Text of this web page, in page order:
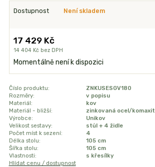
Dostupnost Není skladem
17 429 Kč
14 404 Kč bez DPH
Momentálně není k dispozici
Číslo produktu:
ZNKUSESGV180
Rozměry:
v popisu
Materiál:
kov
Materiál - bližší:
zinkovaná ocel/komaxit
Výrobce:
Unikov
Velikost sestavy:
stůl + 4 židle
Počet míst k sezení:
4
Délka stolu:
105 cm
Šířka stolu:
105 cm
Vlastnosti:
s křesílky
Hlídat cenu / dostupnost